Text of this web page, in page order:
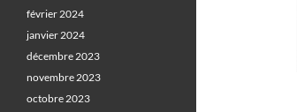
février 2024
janvier 2024
décembre 2023
novembre 2023
octobre 2023